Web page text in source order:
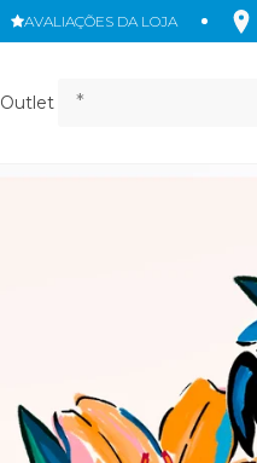
AVALIAÇÕES DA LOJA
Outlet Acessórios